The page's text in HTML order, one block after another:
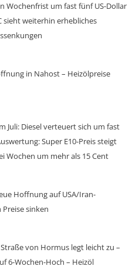
Wochenfrist um fast fünf US-Dollar
sieht weiterhin erhebliches
in Nahost – Heizölpreise
Juli: Diesel verteuert sich um fast
Super E10-Preis steigt
Wochen um mehr als 15 Cent
Hoffnung auf USA/Iran-
Preise sinken
von Hormus legt leicht zu –
6-Wochen-Hoch – Heizöl